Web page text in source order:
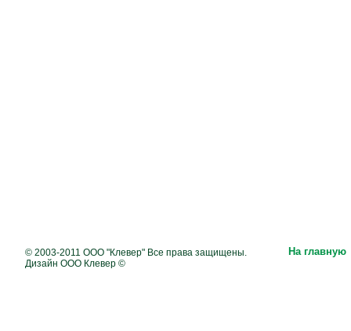
© 2003-2011 ООО "Клевер" Все права защищены.
Дизайн ООО Клевер ©
На главную